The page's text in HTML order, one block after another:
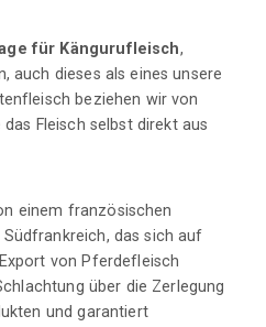
für Kängurufleisch,
auch dieses als eines unsere
beziehen wir von
Fleisch selbst direkt aus
einem französischen
das sich auf
von Pferdefleisch
über die Zerlegung
und garantiert